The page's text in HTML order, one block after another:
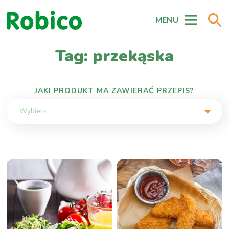
MENU
Tag: przekąska
JAKI PRODUKT MA ZAWIERAĆ PRZEPIS?
Wybierz